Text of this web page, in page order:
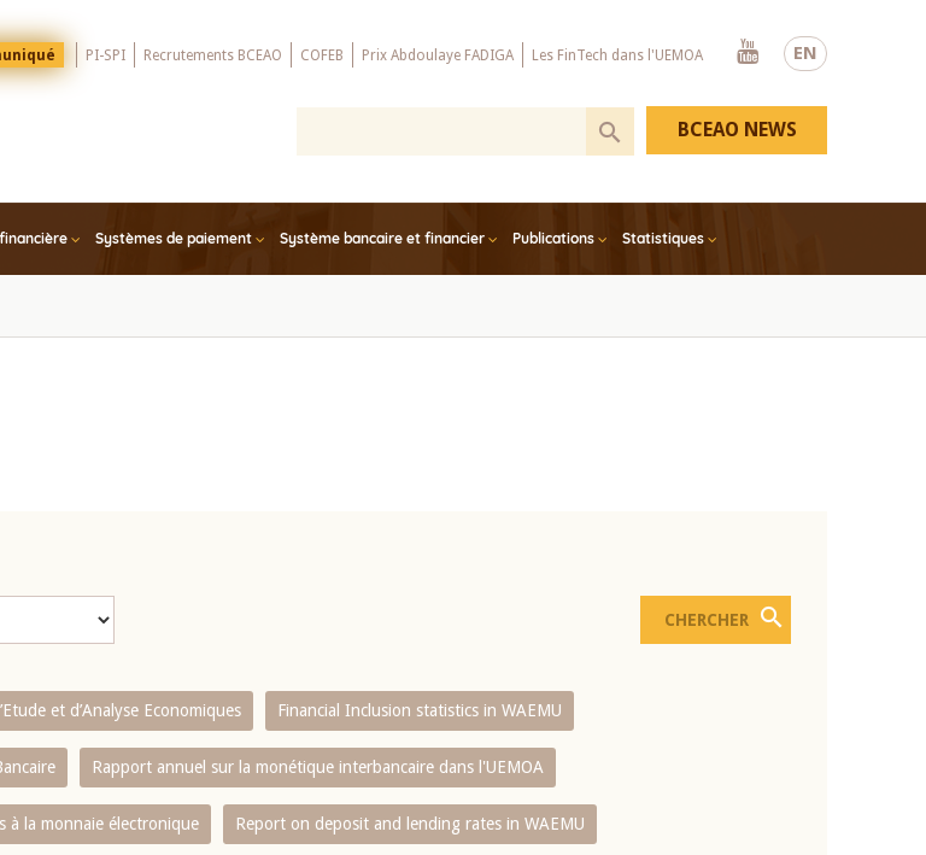
EN
PI-SPI Recrutements BCEAO COFEB Prix Abdoulaye FADIGA Les FinTech dans l'UEMOA
Youtube
Systèmes de paiement Système bancaire et financier Publications Statistiques
BCEAO NEWS
et d’Analyse Economiques Financial Inclusion statistics in WAEMU
Rapport annuel sur la monétique interbancaire dans l'UEMOA
à la monnaie électronique Report on deposit and lending rates in WAEMU